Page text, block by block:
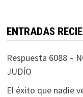
ENTRADAS
Respuesta 6088 –
JUDÍO
El éxito que nadie